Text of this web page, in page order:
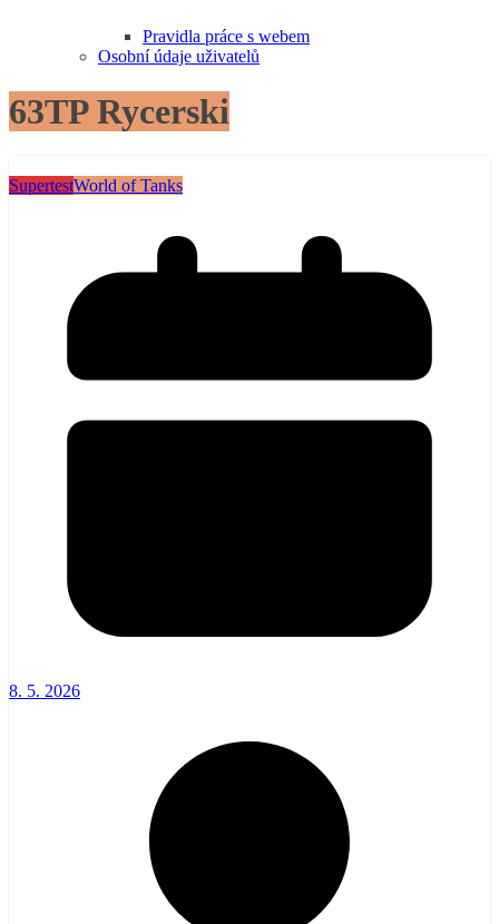
Pravidla práce s webem
Osobní údaje uživatelů
63TP Rycerski
SupertestWorld of Tanks
8. 5. 2026